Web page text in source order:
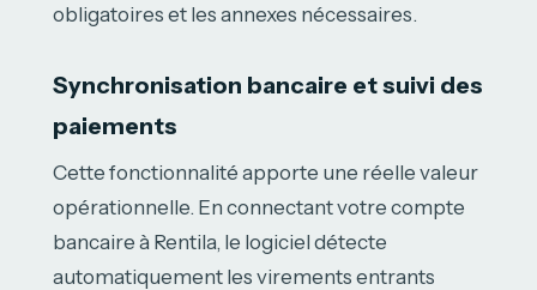
obligatoires et les annexes nécessaires.
Synchronisation bancaire et suivi des
paiements
Cette fonctionnalité apporte une réelle valeur
opérationnelle. En connectant votre compte
bancaire à Rentila, le logiciel détecte
automatiquement les virements entrants